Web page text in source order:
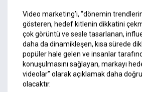
Video marketing’i, “dönemin
gösteren, hedef kitlenin dikkatini
çok görüntü ve sesle tasarlanan,
daha da dinamikleşen, kısa sürede
popüler hale gelen ve insanlar
konuşulmasını sağlayan, markayı
videolar” olarak açıklamak daha
olacaktır.